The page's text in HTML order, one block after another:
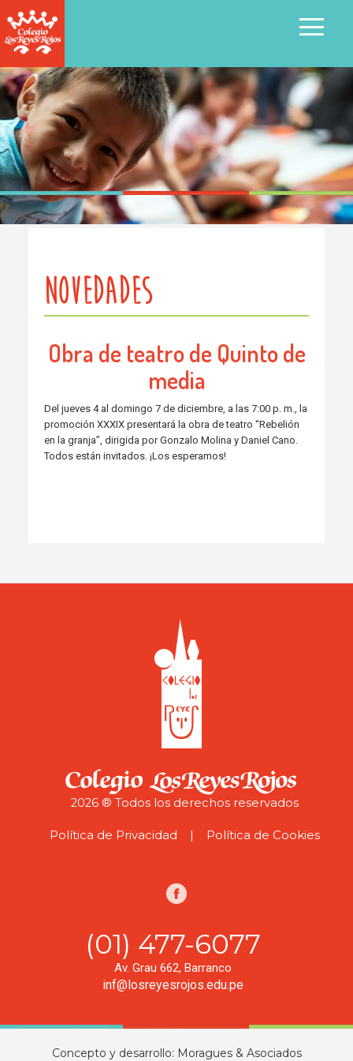
NOVEDADES
Obra de teatro de Quinto de
media
Del jueves 4 al domingo 7 de diciembre, a las 7:00 p. m., la
promoción XXXIX presentará la obra de teatro “Rebelión
en la granja”, dirigida por Gonzalo Molina y Daniel Cano.
Todos están invitados. ¡Los esperamos!
2026 ® Todos los derechos reservados
Política de Privacidad | Política de Cookies
(01) 477-6077
Av. Grau 662, Barranco
inf@losreyesrojos.edu.pe
Concepto y desarrollo: Moragues & Asociados
MENU